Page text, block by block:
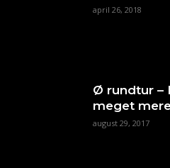
april 26, 2018
Ø rundtur –
meget
august 29, 2017